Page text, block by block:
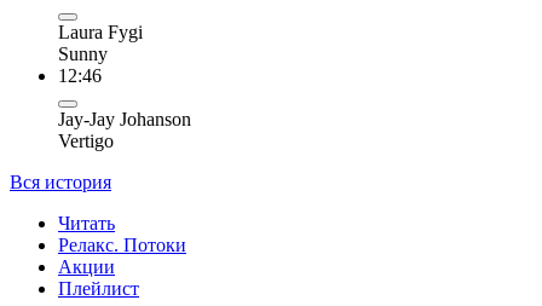
Laura Fygi
Sunny
12:46
Jay-Jay Johanson
Vertigo
Вся история
Читать
Релакс. Потоки
Акции
Плейлист